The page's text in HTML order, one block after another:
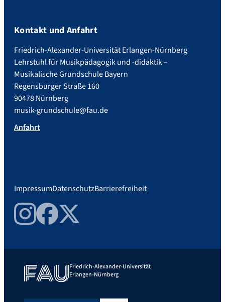
Kontakt und Anfahrt
Friedrich-Alexander-Universität Erlangen-Nürnberg
Lehrstuhl für Musikpädagogik und -didaktik –
Musikalische Grundschule Bayern
Regensburger Straße 160
90478 Nürnberg
musik-grundschule@fau.de
Anfahrt
ImpressumDatenschutzBarrierefreiheit
InstagramFacebookTwitter
Friedrich-Alexander-Universität
Erlangen-Nürnberg